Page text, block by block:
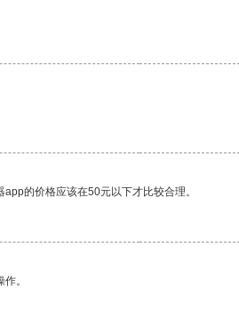
的价格应该在50元以下才比较合理。
。